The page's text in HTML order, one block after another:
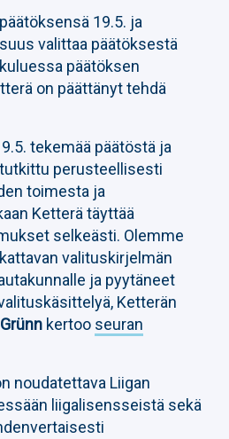
19.5. ja
valittaa päätöksestä
päätöksen
on päättänyt tehdä
tekemää päätöstä ja
perusteellisesti
toimesta ja
Ketterä täyttää
selkeästi. Olemme
valituskirjelmän
ja pyytäneet
Ketterän
kertoo seuran
noudatettava Liigan
liigalisensseistä sekä